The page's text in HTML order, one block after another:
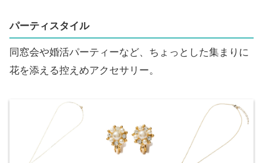
パーティスタイル
同窓会や婚活パーティーなど、ちょっとした集まりに
花を添える控えめアクセサリー。